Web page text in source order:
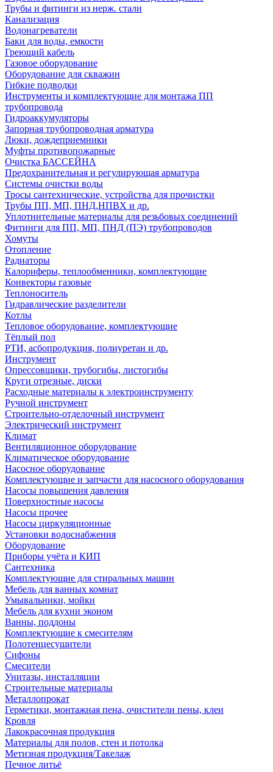
Трубы и фитинги из нерж. стали
Канализация
Водонагреватели
Баки для воды, емкости
Греющий кабель
Газовое оборудование
Оборудование для скважин
Гибкие подводки
Инструменты и комплектующие для монтажа ПП
трубопровода
Гидроаккумуляторы
Запорная трубопроводная арматура
Люки, дождеприемники
Муфты противопожарные
Очистка БАССЕЙНА
Предохранительная и регулирующая арматура
Системы очистки воды
Тросы сантехнические, устройства для прочистки
Трубы ПП, МП, ПНД,НПВХ и др.
Уплотнительные материалы для резьбовых соединений
Фитинги для ПП, МП, ПНД (ПЭ) трубопроводов
Хомуты
Отопление
Радиаторы
Калориферы, теплообменники, комплектующие
Конвекторы газовые
Теплоноситель
Гидравлические разделители
Котлы
Тепловое оборудование, комплектующие
Тёплый пол
РТИ, асбопродукция, полиуретан и др.
Инструмент
Опрессовщики, трубогибы, листогибы
Круги отрезные, диски
Расходные материалы к электроинструменту
Ручной инструмент
Строительно-отделочный инструмент
Электрический инструмент
Климат
Вентиляционное оборудование
Климатическое оборудование
Насосное оборудование
Комплектующие и запчасти для насосного оборудования
Насосы повышения давления
Поверхностные насосы
Насосы прочее
Насосы циркуляционные
Установки водоснабжения
Оборудование
Приборы учёта и КИП
Сантехника
Комплектующие для стиральных машин
Мебель для ванных комнат
Умывальники, мойки
Мебель для кухни эконом
Ванны, поддоны
Комплектующие к смесителям
Полотенцесушители
Сифоны
Смесители
Унитазы, инсталляции
Строительные материалы
Металлопрокат
Герметики, монтажная пена, очистители пены, клеи
Кровля
Лакокрасочная продукция
Материалы для полов, стен и потолка
Метизная продукция/Такелаж
Печное литьё